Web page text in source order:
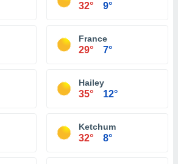
32° 9°
France
29° 7°
Hailey
35° 12°
Ketchum
32° 8°